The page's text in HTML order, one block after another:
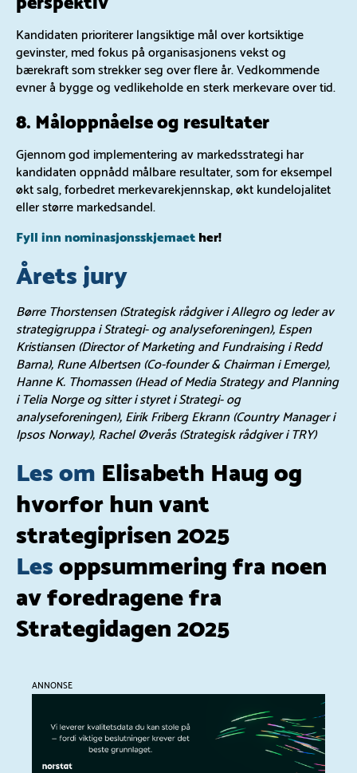
Kandidaten prioriterer langsiktige mål over kortsiktige
gevinster, med fokus på organisasjonens vekst og
bærekraft som strekker seg over flere år. Vedkommende
evner å bygge og vedlikeholde en sterk merkevare over tid.
8. Måloppnåelse og resultater
Gjennom god implementering av markedsstrategi har
kandidaten oppnådd målbare resultater, som for eksempel
økt salg, forbedret merkevarekjennskap, økt kundelojalitet
eller større markedsandel.
Fyll inn nominasjonsskjemaether!
Årets jury
Børre Thorstensen (Strategisk rådgiver i Allegro og leder av
strategigruppa i Strategi- og analyseforeningen), Espen
Kristiansen (Director of Marketing and Fundraising i Redd
Barna), Rune Albertsen (Co-founder & Chairman i Emerge),
Hanne K. Thomassen (Head of Media Strategy and Planning
i Telia Norge og sitter i styret i Strategi- og
analyseforeningen), Eirik Friberg Ekrann (Country Manager i
Ipsos Norway), Rachel Øverås (Strategisk rådgiver i TRY)
Les omElisabeth Haug og
hvorfor hun vant
strategiprisen 2025
Lesoppsummering fra noen
av foredragene fra
Strategidagen 2025
ANNONSE